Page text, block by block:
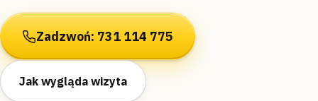
Zadzwoń: 731 114 775
Jak wygląda wizyta